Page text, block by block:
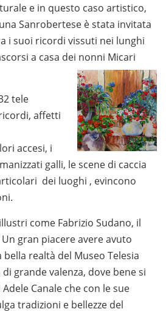
e in questo caso artistico,
Sanrobertese è stata invitata
i suoi ricordi vissuti nei lunghi
a casa dei nonni Micari
tele
affetti
accesi, i
galli, le scene di caccia
dei luoghi , evincono
come Fabrizio Sudano, il
gran piacere avere avuto
realtà del Museo Telesia
grande valenza, dove bene si
Canale che con le sue
tradizioni e bellezze del